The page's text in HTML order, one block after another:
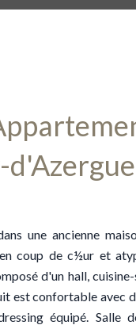
une ancienne
coup de c½ur et
d'un hall,
est confortable avec
équipé. Salle